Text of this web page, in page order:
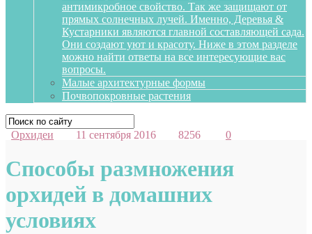
антимикробное свойство. Так же защищают от
прямых солнечных лучей. Именно, Деревья &
Кустарники являются главной составляющей сада.
Они создают уют и красоту. Ниже в этом разделе
можно найти ответы на все интересующие вас
вопросы.
Малые архитектурные формы
Почвопокровные растения
Орхидеи 11 сентября 2016 8256 0
Способы размножения
орхидей в домашних
условиях